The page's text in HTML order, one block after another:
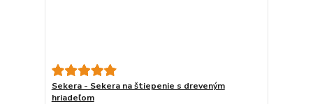
Sekera - Sekera na štiepenie s dreveným
hriadeľom